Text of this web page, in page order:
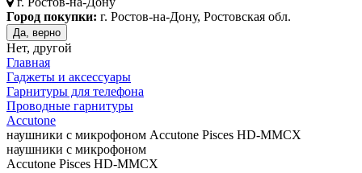
Город покупки: г. Ростов-на-Дону, Ростовская обл.
Да, верно
Нет, другой
Главная
Гаджеты и аксессуары
Гарнитуры для телефона
Проводные гарнитуры
Accutone
наушники с микрофоном Accutone Pisces HD-MMCX
наушники с микрофоном
Accutone Pisces HD-MMCX